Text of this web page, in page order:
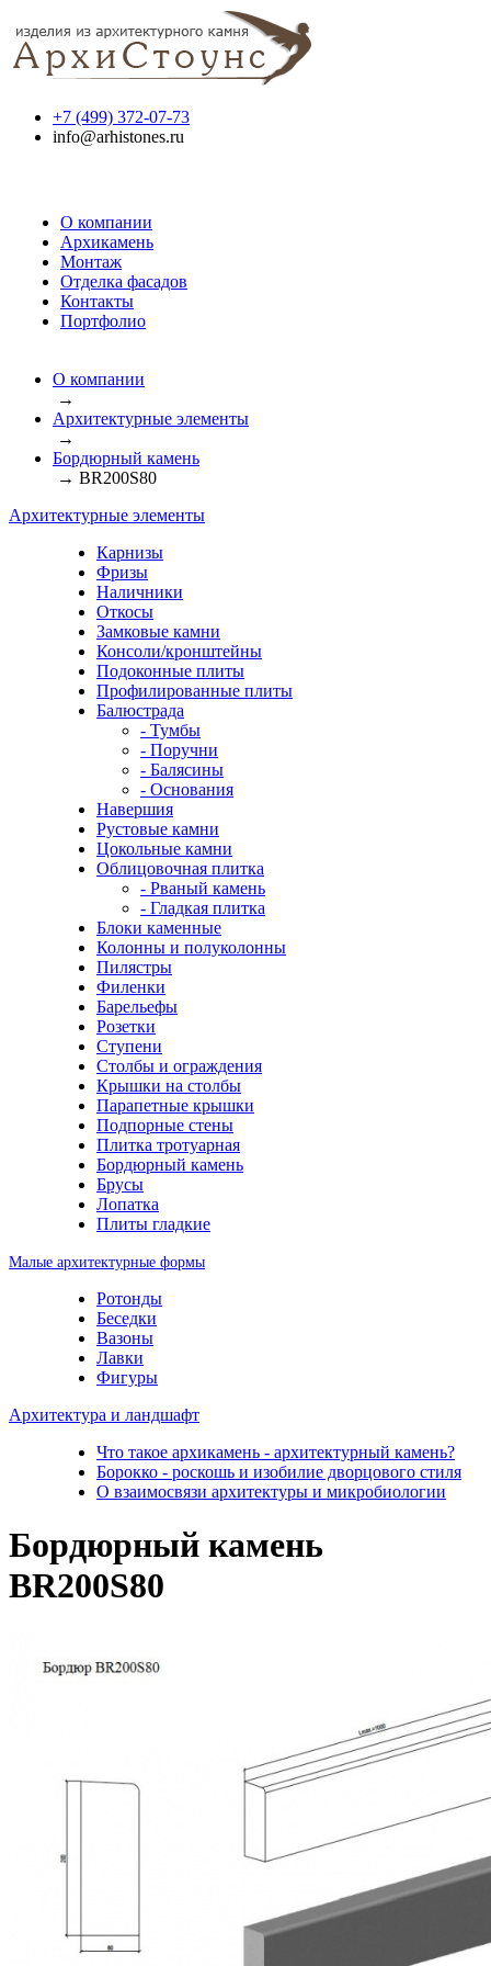
+7 (499) 372-07-73
info@arhistones.ru
О компании
Архикамень
Монтаж
Отделка фасадов
Контакты
Портфолио
О компании
→
Архитектурные элементы
→
Бордюрный камень
→ BR200S80
Архитектурные элементы
Карнизы
Фризы
Наличники
Откосы
Замковые камни
Консоли/кронштейны
Подоконные плиты
Профилированные плиты
Балюстрада
- Тумбы
- Поручни
- Балясины
- Основания
Навершия
Рустовые камни
Цокольные камни
Облицовочная плитка
- Рваный камень
- Гладкая плитка
Блоки каменные
Колонны и полуколонны
Пилястры
Филенки
Барельефы
Розетки
Ступени
Столбы и ограждения
Крышки на столбы
Парапетные крышки
Подпорные стены
Плитка тротуарная
Бордюрный камень
Брусы
Лопатка
Плиты гладкие
Малые архитектурные формы
Ротонды
Беседки
Вазоны
Лавки
Фигуры
Архитектура и ландшафт
Что такое архикамень - архитектурный камень?
Борокко - роскошь и изобилие дворцового стиля
О взаимосвязи архитектуры и микробиологии
Бордюрный камень
BR200S80